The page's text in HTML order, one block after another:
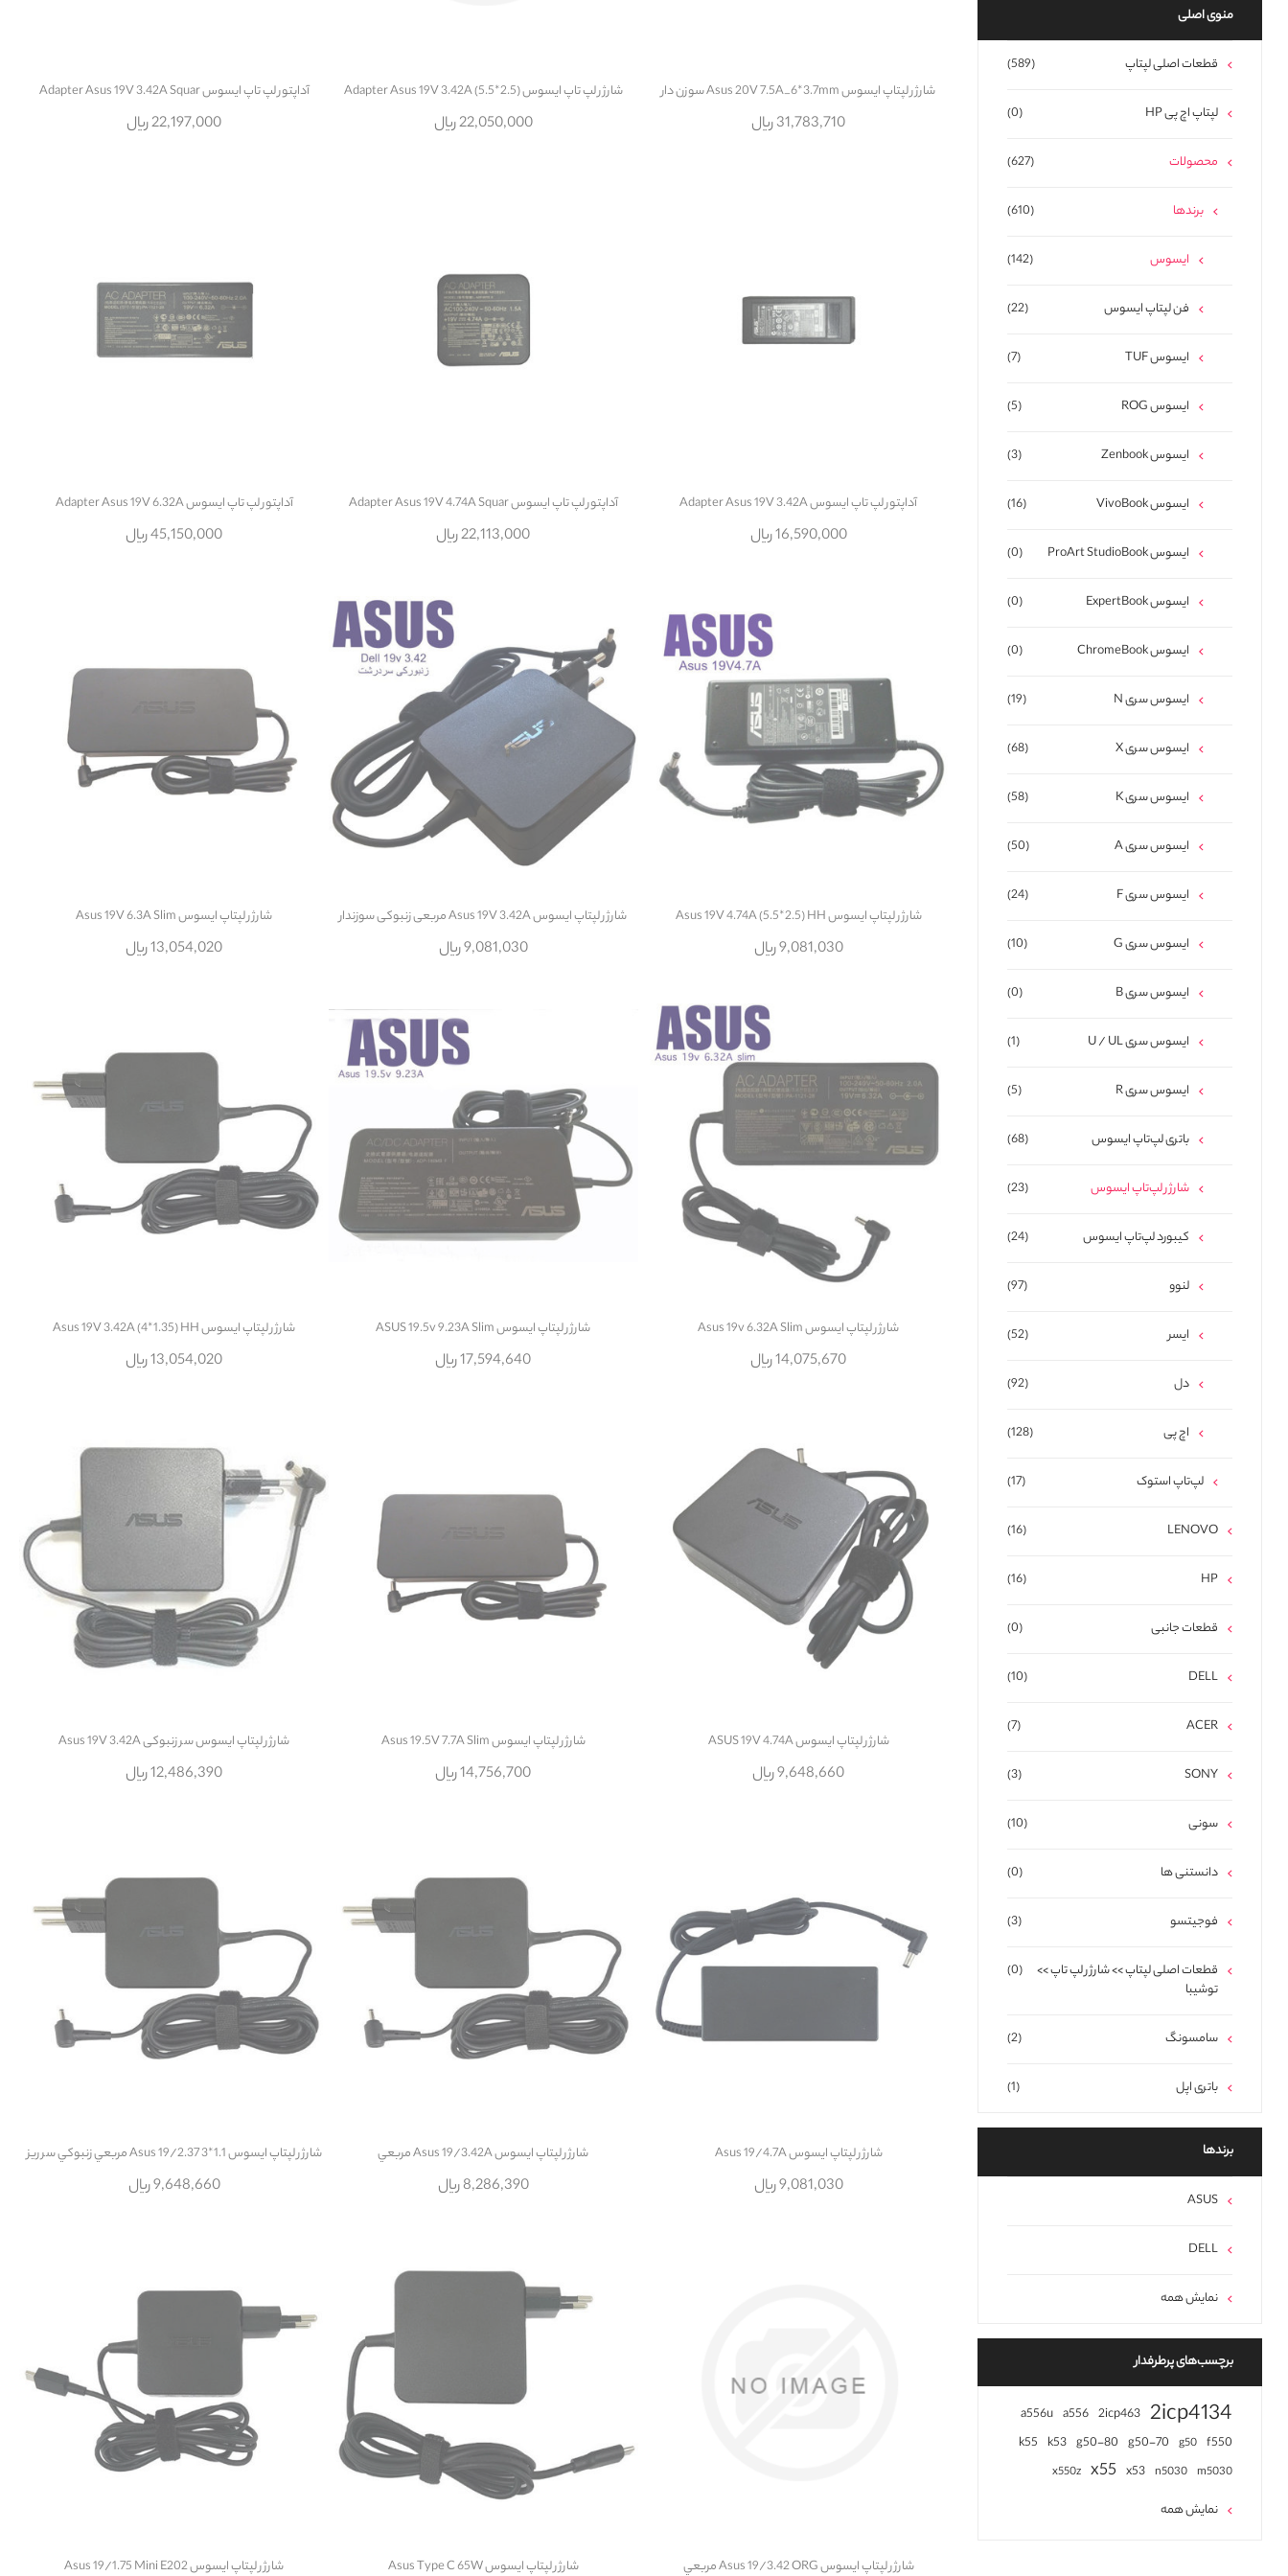
شارژر لپتاپ ایسوس Asus 20V 7.5A_6*3.7mm سوزن دار
31,783,710 ریال
شارژر لپ تاپ ایسوس Adapter Asus 19V 3.42A (5.5*2.5)
22,050,000 ریال
آداپتور لپ تاپ ایسوس Adapter Asus 19V 3.42A Squar
22,197,000 ریال
آداپتور لپ تاپ ایسوس Adapter Asus 19V 3.42A
16,590,000 ریال
آداپتور لپ تاپ ایسوس Adapter Asus 19V 4.74A Squar
22,113,000 ریال
آداپتور لپ تاپ ایسوس Adapter Asus 19V 6.32A
45,150,000 ریال
شارژر لپتاپ ایسوس Asus 19V 4.74A (5.5*2.5) HH
9,081,030 ریال
شارژر لپتاپ ایسوس Asus 19V 3.42A مربعی زنبوکی سوزندار
9,081,030 ریال
شارژر لپتاپ ایسوس Asus 19V 6.3A Slim
13,054,020 ریال
شارژر لپتاپ ایسوس Asus 19v 6.32A Slim
14,075,670 ریال
شارژر لپتاپ ایسوس ASUS 19.5v 9.23A Slim
17,594,640 ریال
شارژر لپتاپ ایسوس Asus 19V 3.42A (4*1.35) HH
13,054,020 ریال
شارژر لپتاپ ایسوس ASUS 19V 4.74A
9,648,660 ریال
شارژر لپتاپ ایسوس Asus 19.5V 7.7A Slim
14,756,700 ریال
شارژر لپتاپ ایسوس سر زنبوکی Asus 19V 3.42A
12,486,390 ریال
شارژر لپتاپ ایسوس Asus 19/4.7A
9,081,030 ریال
شارژر لپتاپ ایسوس Asus 19/3.42A مربعي
8,286,390 ریال
شارژر لپتاپ ایسوس Asus 19/2.37 3*1.1 مربعي زنبوکي سر ريز
9,648,660 ریال
شارژر لپتاپ ایسوس Asus 19/3.42 ORG مربعي شارژر لپتاپ ایسوس Asus Type C 65W شارژر لپتاپ ایسوس Asus 19/1.75 Mini E202
منوی اصلی
(589) قطعات اصلی لپتاپ
(0) لپتاپ اچ پی HP
(627) محصولات
(610) برندها
(142) ایسوس
(22) فن لپتاپ ایسوس
(7) ایسوس TUF
(5) ایسوس ROG
(3) ایسوس Zenbook
(16) ایسوس VivoBook
(0) ایسوس ProArt StudioBook
(0) ایسوس ExpertBook
(0) ایسوس ChromeBook
(19) ایسوس سری N
(68) ایسوس سری X
(58) ایسوس سری K
(50) ایسوس سری A
(24) ایسوس سری F
(10) ایسوس سری G
(0) ایسوس سری B
(1) ایسوس سری U / UL
(5) ایسوس سری R
(68) باتری لپ‌تاپ ایسوس
(23) شارژر لپ‌تاپ ایسوس
(24) کیبورد لپ‌تاپ ایسوس
(97) لنوو
(52) ایسر
(92) دل
(128) اچ پی
(17) لپ‌تاپ استوک
(16) LENOVO
(16) HP
(0) قطعات جانبی
(10) DELL
(7) ACER
(3) SONY
(10) سونی
(0) دانستنی ها
(3) فوجیتسو
(0)
قطعات اصلی لپتاپ >> شارژر لپ تاپ >>
توشیبا
(2) سامسونگ
(1) باتری اپل
برند‌ها
ASUS
DELL
نمایش همه
برچسب‌های پرطرفدار
2icp4134
2icp463
a556
a556u
f550
g50
g50-70
g50-80
k53
k55
m5030
n5030
x53
x55
x550z
نمایش همه